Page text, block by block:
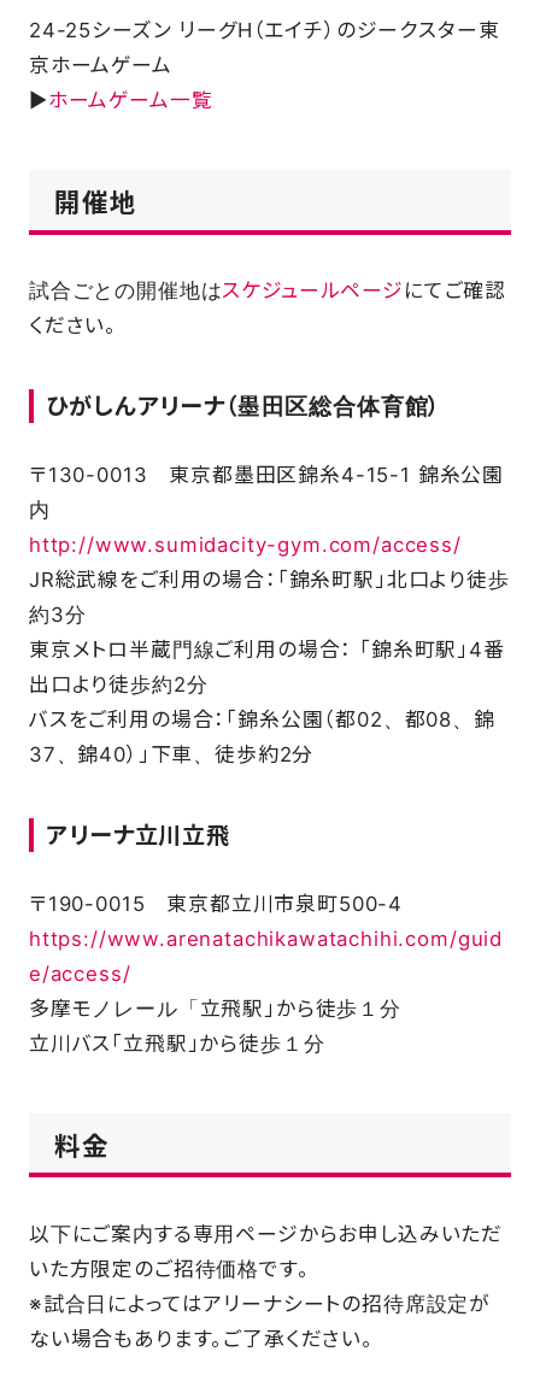
24-25シーズン リーグH（エイチ）のジークスター東
京ホームゲーム
▶ホームゲーム一覧
開催地
試合ごとの開催地はスケジュールページ にてご確認
ください。
ひがしんアリーナ（墨田区総合体育館）
〒130-0013 東京都墨田区錦糸4-15-1 錦糸公園
内
http://www.sumidacity-gym.com/access/
JR総武線をご利用の場合：「錦糸町駅」北口より徒歩
約3分
東京メトロ半蔵門線ご利用の場合： 「錦糸町駅」4番
出口より徒歩約2分
バスをご利用の場合：「錦糸公園（都02、都08、錦
37、錦40）」下車、徒歩約2分
アリーナ立川立飛
〒190-0015 東京都立川市泉町500-4
https://www.arenatachikawatachihi.com/guid
e/access/
多摩モノレール「立飛駅」から徒歩１分
立川バス「立飛駅」から徒歩１分
料金
以下にご案内する専用ページからお申し込みいただ
いた方限定のご招待価格です。
※試合日によってはアリーナシートの招待席設定が
ない場合もあります。ご了承ください。